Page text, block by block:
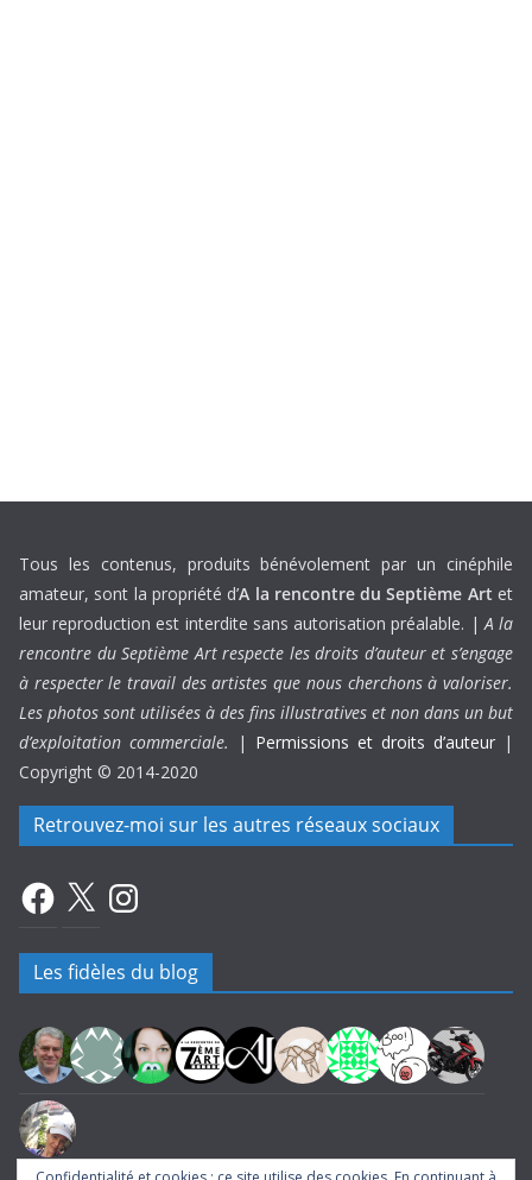
Tous les contenus, produits bénévolement par un cinéphile
amateur, sont la propriété d’A la rencontre du Septième Art et
leur reproduction est interdite sans autorisation préalable. |A la
rencontre du Septième Art respecte les droits d’auteur et s’engage
à respecter le travail des artistes que nous cherchons à valoriser.
Les photos sont utilisées à des fins illustratives et non dans un but
d’exploitation commerciale.
| Permissions et droits d’auteur |
Copyright © 2014-2020
Retrouvez-moi sur les autres réseaux sociaux
Facebook
X Instagram
Les fidèles du blog